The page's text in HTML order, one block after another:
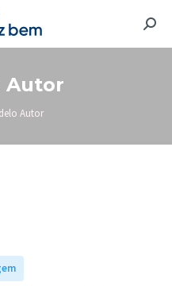
Autor
Autor